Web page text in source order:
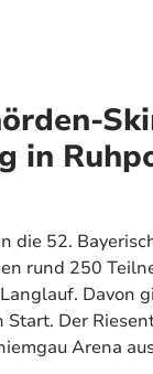
in
die 52.
rund 250
Davon
Start. Der
Arena